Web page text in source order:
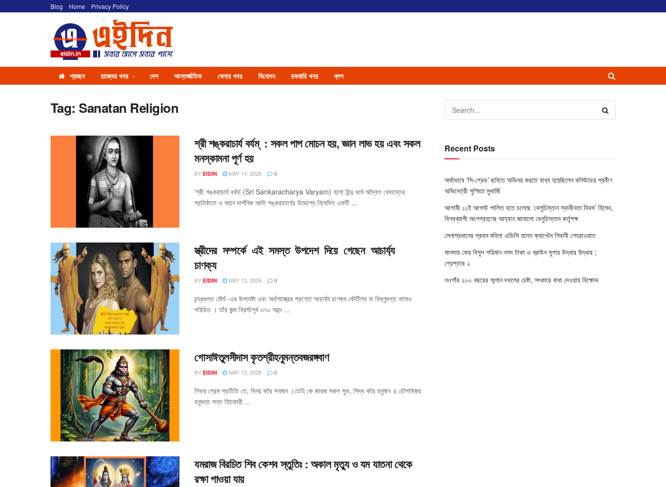
Blog Home Privacy Policy
প্রচ্ছদ রাজ্যের খবর দেশ আন্তর্জাতিক খেলার খবর বিনোদন রকমারি খবর ব্লগ
Tag: Sanatan Religion
শ্রী শঙ্করাচার্য বর্যম্ : সকল পাপ মোচন হয়, জ্ঞান লাভ হয় এবং সকল
মনস্কামনা পূর্ণ হয়
BY EIDIN MAY 14, 2026 0
'শ্রী শঙ্করাচার্য বর্যম্' (Sri Sankaracharya Varyam) হলো হিন্দু ধর্মে অদ্বৈত বেদান্তের
প্রতিষ্ঠাতা ও মহান দার্শনিক আদি শঙ্করাচার্যের উদ্দেশ্যে নিবেদিত একটি ...
স্ত্রীদের সম্পর্কে এই সমস্ত উপদেশ দিয়ে গেছেন আচার্য্য
চাণক্য
BY EIDIN MAY 13, 2026 0
চন্দ্রগুপ্ত মৌর্য -এর উপদেষ্টা এবং অর্থশাস্ত্রের প্রণেতা আচার্য্য চাণক্য কৌটিল্য বা বিষ্ণুগুপ্ত নামেও
পরিচিত । তাঁর জন্ম খ্রিস্টপূর্ব ৩৭০ অব্দে ...
গোসাঈতুলসীদাস কৃতশ্রীহনুমন্তবজরঙ্গবাণ
BY EIDIN MAY 12, 2026 0
নিশ্চয় প্রেম প্রতীতি তে, বিনয় করৈ সনমান ।তেহি কে কারজ সকল সুভ, সিদ্ধ করৈ হনুমান ॥ চৌপাঈজয়
হনুমন্ত সন্ত হিতকারী ...
যমরাজ বিরচিত শিব কেশব স্তুতিঃ : অকাল মৃত্যু ও যম যাতনা থেকে
রক্ষা পাওয়া যায়
Recent Posts
অর্থাভাবে ‘সি-গ্রেড’ ছবিতে অভিনয় করতে বাধ্য হয়েছিলেন বলিউডের প্রবীণ
অভিনেত্রী সুস্মিতা মুখার্জি
আগামী ১১ই আগস্ট পালিত হতে চলেছে ‘বেলুচিস্তান স্বাধীনতা দিবস’ হিসেব,
বিশ্বব্যাপী অংশগ্রহণের আহ্বান জানালো বেলুচিস্তান কর্তৃপক্ষ
সেনাপ্রধানের প্রথম মহিলা এডিসি হলেন ক্যাপ্টেন শিবানী শেহরাওয়াত
মালদায় ফের বিপুল পরিমান নগদ টাকা ও ব্রাউন সুগার উদ্ধার উদ্ধার ;
গ্রেপ্তার ২
নওগাঁর ২০০ বছরের শ্মশান দখলের চেষ্টা, সৎকারে বাধা দেওয়ায় বিক্ষোভ